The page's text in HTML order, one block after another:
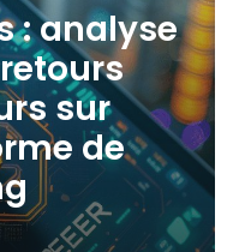
: analyse
sur
de